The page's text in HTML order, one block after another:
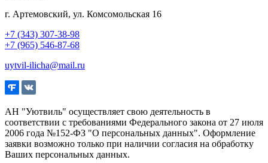
г. Артемовский, ул. Комсомольская 16
+7 (343) 307-38-98
+7 (965) 546-87-68
uytvil-ilicha@mail.ru
АН "Уютвиль" осуществляет свою деятельность в
соответствии с требованиями Федерального закона от 27 июля
2006 года №152-ФЗ "О персональных данных". Оформление
заявки возможно только при наличии согласия на обработку
Ваших персональных данных.